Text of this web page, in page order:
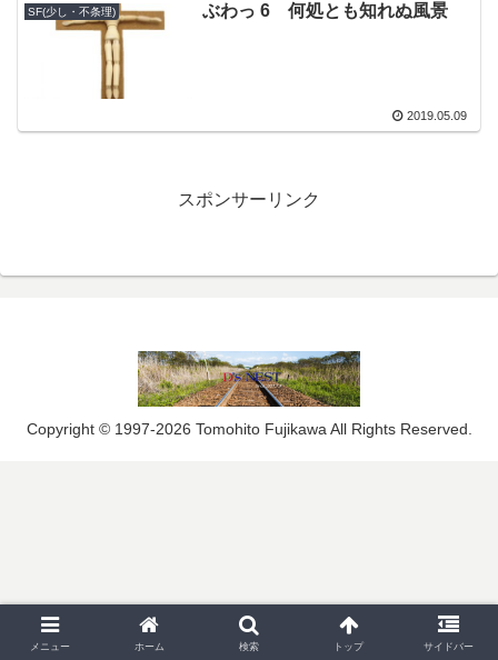
SF(少し・不条理) ぶわっ 6 何処とも知れぬ風景
2019.05.09
スポンサーリンク
Copyright © 1997-2026 Tomohito Fujikawa All Rights Reserved.
メニュー ホーム 検索 トップ サイドバー